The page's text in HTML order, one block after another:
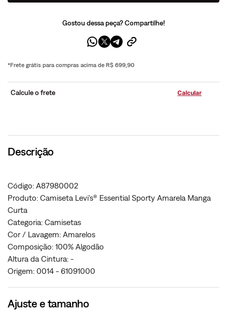
Gostou dessa peça? Compartilhe!
*Frete grátis para compras acima de R$ 699,90
Calcule o frete
Descrição
Código: A87980002
Produto: Camiseta Levi's® Essential Sporty Amarela Manga
Curta
Categoria: Camisetas
Cor / Lavagem: Amarelos
Composição: 100% Algodão
Altura da Cintura: -
Origem: 0014 - 61091000
Ajuste e tamanho